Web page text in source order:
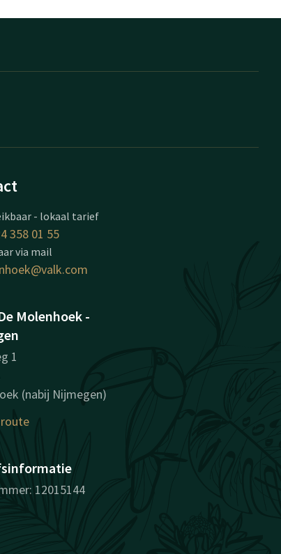
- lokaal tarief
358 01 55
via mail
Molenhoek -
1
(nabij Nijmegen)
12015144